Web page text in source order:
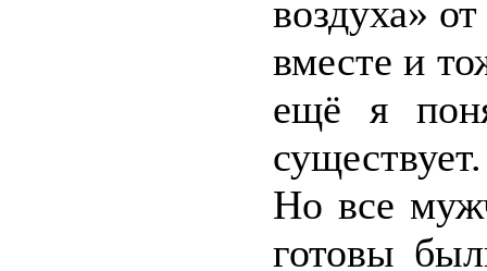
воздуха»
вместе и
ещё я
Но все
готовы